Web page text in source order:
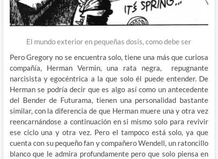
El mundo exterior en pequeñas dosis, como debe ser
Pero Gregory no se encuentra solo, tiene una más que curiosa
compañía, Herman Vermin, una rata negra, repugnante
narcisista y egocéntrica a la que solo él puede entender. De
Herman se podría decir que es algo así como un antecedente
del Bender de Futurama, tienen una personalidad bastante
similar, con la diferencia de que Herman muere una y otra vez
reencarnándose a continuación en si mismo solo para revivir
ese ciclo una y otra vez. Pero el tampoco está solo, ya que
cuenta con su pequeño fan y compañero Wendell, un ratoncillo
blanco que le admira profundamente pero que solo piensa en